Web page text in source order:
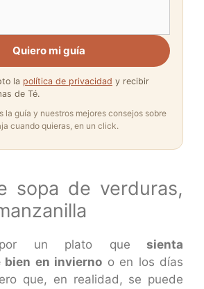
Quiero mi guía
la política de privacidad y recibir
de Té.
la guía y nuestros mejores consejos sobre
cuando quieras, en un click.
sopa de verduras,
por un plato que sienta
bien en invierno o en los días
que, en realidad, se puede